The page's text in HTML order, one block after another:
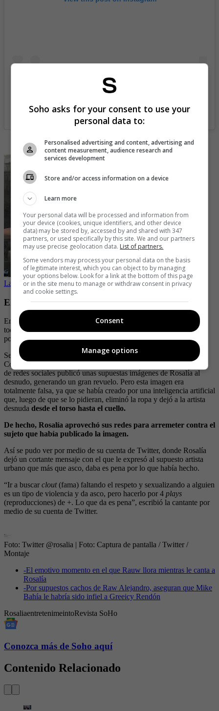
A post shared by LA ROSALÍA (@rosalia.vt)
Las mejores fotos de Rosalía en vestido de baño en Instagram
El falso desnudo de Rosaía que se viralizó
En pasados días la popular artista se vio envuelta en una polémica,
todo porque en redes se viralizó una supuesta imagen donde se le
podía ver desnuda; el hecho enfureció a la española.
Según se ha podido saber, fue el cantante sevillano Juan Manuel
Cortés Reyes,mejor conocido como JC Reyes,quien por medio
de redes sociales publicó unas supuestas imágenes de Rosalía al
desnudo, generando un gran revuelo. Pero esta imagen era
totalmente falsa, ya que se había creado por una inteligencia artificial
que, luego de que se lo pidieran, eliminó la ropa y dejó a la artista
desnuda desde el torso hasta el cuello.
De hecho, Rosalía aprovechó sus redes para arremeter contra el
sujeto que había publicado la imagen.
Así se pudo ver por medio de su cuenta de Twitter, donde Rosalía
dejó un cortante mensaje con el que le expresó al supuesto artista
urbano que más que asco, daba es pena por lo que había hecho.
“Ir a buscar clout(fama) faltando el respeto y sexualizando a alguien
es un tipo de violencia y da asco, pero hacerlo por 4 plays
(reproducciones) de +. Lo que da es pena”, escribió la cantante por
medio de su cuenta de Twitter.
Foto: Twitter @rosalia | Foto: Captura de pantalla / Twitter /
Montaje
-El emotivo momento en el que Rauw llora mientras le canta a
Rosalía
-Por supuestos cachos de Raw Alejandro, aseguran que Mike
Bahía le habría sido infiel a Greeicy Rendón
RosaliaentretenimeintoRevista SoHo
Conozca más de Soho aquí
Contenido Relacionado
Soho asks for your consent to use your
personal data to:
Personalised advertising and content, advertising and
content measurement, audience research and
services development
Store and/or access information on a device
Learn more
Your personal data will be processed and information from
your device (cookies, unique identifiers, and other device
data) may be stored by, accessed by and shared with 347
partners, or used specifically by this site. We and our partners
may use precise geolocation data. List of partners.
Some vendors may process your personal data on the basis
of legitimate interest, which you can object to by managing
your options below. Look for a link at the bottom of this page
or in the site menu to manage or withdraw consent in privacy
and cookie settings.
Consent
Manage options